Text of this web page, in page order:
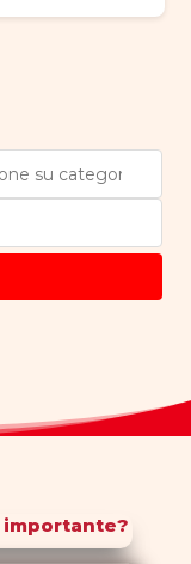
importante?